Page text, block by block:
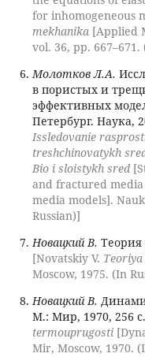
for inhomogeneous
mekhanika[Applied
vol. 36, pp. 667–671.
Молотков Л.А.
в пористых и
эффективных
Петербург. Наука,
Issledovanie
treshchinovatykh
Bio i sloistykh sred
and fractured
media models].
Russian)]
Новацкий В. Теория
[Novatskiy V.
Moscow, 1975. (In
Новацкий В.
М.: Мир, 1970, 256 с.
termouprugosti
Mir, Moscow, 1970.